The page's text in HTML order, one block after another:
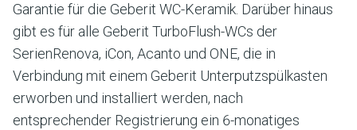
Garantie für die Geberit WC-Keramik. Darüber hinaus
gibt es für alle Geberit TurboFlush-WCs der
SerienRenova, iCon, Acanto und ONE, die in
Verbindung mit einem Geberit Unterputzspülkasten
erworben und installiert werden, nach
entsprechender Registrierung ein 6-monatiges